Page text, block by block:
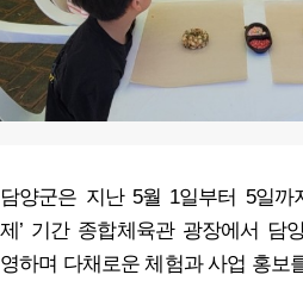
담양군은 지난 5월 1일부터 5일까
제’ 기간 종합체육관 광장에서 담
영하며 다채로운 체험과 사업 홍보